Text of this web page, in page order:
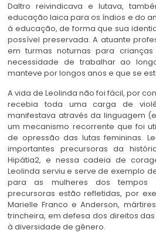
Daltro reivindicava e lutava,
educação laica para os índios e do
à educação, de forma que sua
possível preservada. A atuante
em turmas noturnas para
necessidade de trabalhar ao
manteve por longos anos e que se
A vida de Leolinda não foi fácil, por
recebia toda uma carga de
manifestava através da linguagem
um mecanismo recorrente que foi
de opressão das lutas femininas.
importantes precursoras da
Hipátia2, e nessa cadeia de
Leolinda serviu e serve de exemplo
para as mulheres dos tempos
precursoras estão refletidas, por
Marielle Franco e Anderson,
trincheira, em defesa dos direitos
à diversidade de gênero.